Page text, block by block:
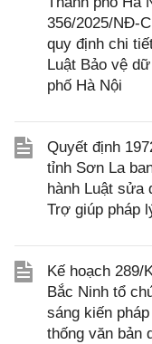
356/2025/NĐ-
quy định chi
Luật Bảo vệ
phố Hà Nội
Quyết định
tỉnh Sơn La
hành Luật sửa
Trợ giúp pháp
Kế hoạch 289/
Bắc Ninh tổ
sáng kiến
thống văn bản